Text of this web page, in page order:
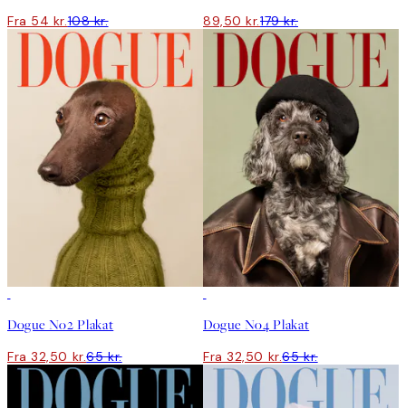
Fra 54 kr.108 kr. 89,50 kr.179 kr.
Dogue No2 Plakat
Fra 32,50 kr.65 kr.
Dogue No4 Plakat
Fra 32,50 kr.65 kr.